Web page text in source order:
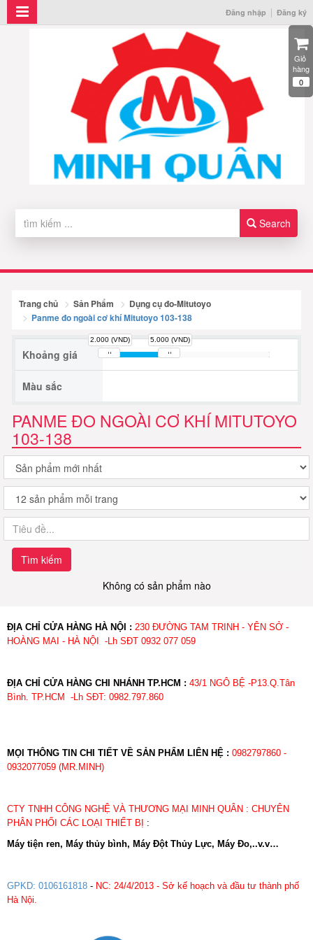
Đăng nhập Đăng ký
Search
Trang chủ Sản Phẩm
Dụng cụ đo-Mitutoyo
Panme đo ngoài cơ khí Mitutoyo 103-138
Khoảng giá
2.000 (VND) 5.000 (VND)
Màu sắc
PANME ĐO NGOÀI CƠ KHÍ MITUTOYO
103-138
Tìm kiếm
Không có sản phẩm nào
ĐỊA CHỈ CỬA HÀNG HÀ NỘI : 230 ĐƯỜNG TAM TRINH - YÊN SỞ -
HOÀNG MAI - HÀ NỘI -Lh SĐT 0932 077 059
ĐỊA CHỈ CỬA HÀNG CHI NHÁNH TP.HCM : 43/1 NGÔ BỆ -P13.Q.Tân
Bình. TP.HCM -Lh SĐT: 0982.797.860
MỌI THÔNG TIN CHI TIẾT VỀ SẢN PHẨM LIÊN HỆ : 0982797860 -
0932077059 (MR.MINH)
CTY TNHH CÔNG NGHỆ VÀ THƯƠNG MẠI MINH QUÂN : CHUYÊN
PHÂN PHỐI CÁC LOẠI THIẾT BỊ
:
Máy tiện ren, Máy thủy bình, Máy Đột Thủy Lực, Máy Đo,..v.v…
GPKD: 0106161818 - NC: 24/4/2013 - Sở kế hoạch và đầu tư thành phố
Hà Nội.
Giỏ
hàng
0